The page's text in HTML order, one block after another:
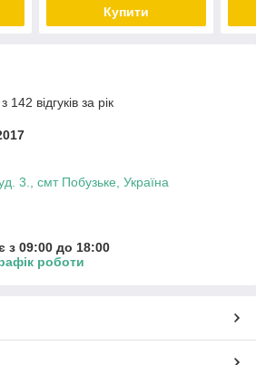
Купити
відгуків за рік
3., смт Побузьке, Україна
з 09:00 до 18:00
роботи